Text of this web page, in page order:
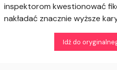
inspektorom kwestionować
nakładać znacznie wyższe
Idź do